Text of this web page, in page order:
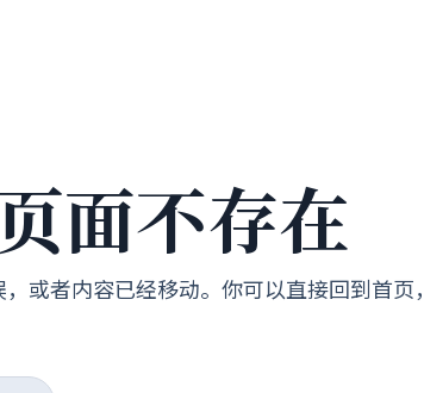
面不存在
或者内容已经移动。你可以直接回到首页